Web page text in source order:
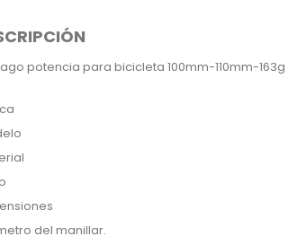
potencia para bicicleta 100mm-110mm-163g
del manillar.